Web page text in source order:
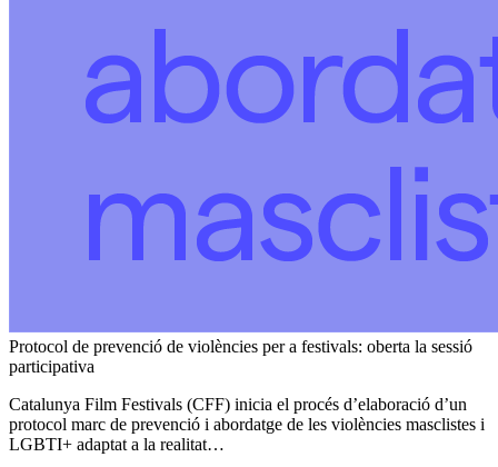
Protocol de prevenció de violències per a festivals: oberta la sessió
participativa
Catalunya Film Festivals (CFF) inicia el procés d’elaboració d’un
protocol marc de prevenció i abordatge de les violències masclistes i
LGBTI+ adaptat a la realitat…